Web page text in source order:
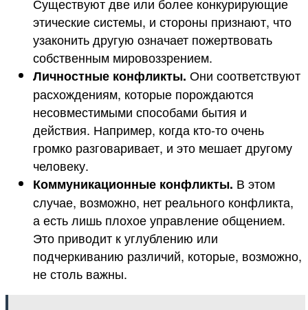
Существуют две или более конкурирующие
этические системы, и стороны признают, что
узаконить другую означает пожертвовать
собственным мировоззрением.
Личностные конфликты. Они соответствуют
расхождениям, которые порождаются
несовместимыми способами бытия и
действия. Например, когда кто-то очень
громко разговаривает, и это мешает другому
человеку.
Коммуникационные конфликты. В этом
случае, возможно, нет реального конфликта,
а есть лишь плохое управление общением.
Это приводит к углублению или
подчеркиванию различий, которые, возможно,
не столь важны.